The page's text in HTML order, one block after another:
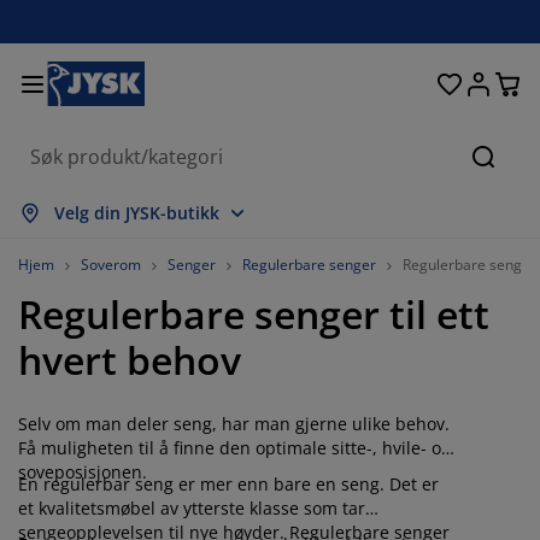
Søk
Velg din JYSK-butikk
alle
Senger og madrasser
alle
madrasser
senger
alle
og stryk
alle
alle
benker
alle
og pleie
Oppbevaring
alle
og pleie
Inngangsparti
alle
veggen
alle
gardiner
alle
til uteplassen
alle
bordet
veggen
Hjem Soverom Senger Regulerbare senger Regulerbare senger
Regulerbare senger til ett
hvert behov
Selv om man deler seng, har man gjerne ulike behov.
Få muligheten til å finne den optimale sitte-, hvile- og
soveposisjonen.
En regulerbar seng er mer enn bare en seng. Det er
et kvalitetsmøbel av ytterste klasse som tar
sengeopplevelsen til nye høyder. Regulerbare senger